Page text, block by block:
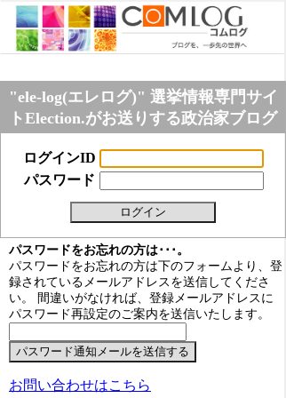
"ele-log(エレログ)" 選挙情報専門サイ
トElection.がお送りする政治家ブログ
ログインID
パスワード
パスワードをお忘れの方は･･･。
パスワードをお忘れの方は下のフォームより、登
録されているメールアドレスを送信してくださ
い。 間違いがなければ、登録メールアドレスに
パスワード再設定のご案内を送信いたします。
お問い合わせはこちら